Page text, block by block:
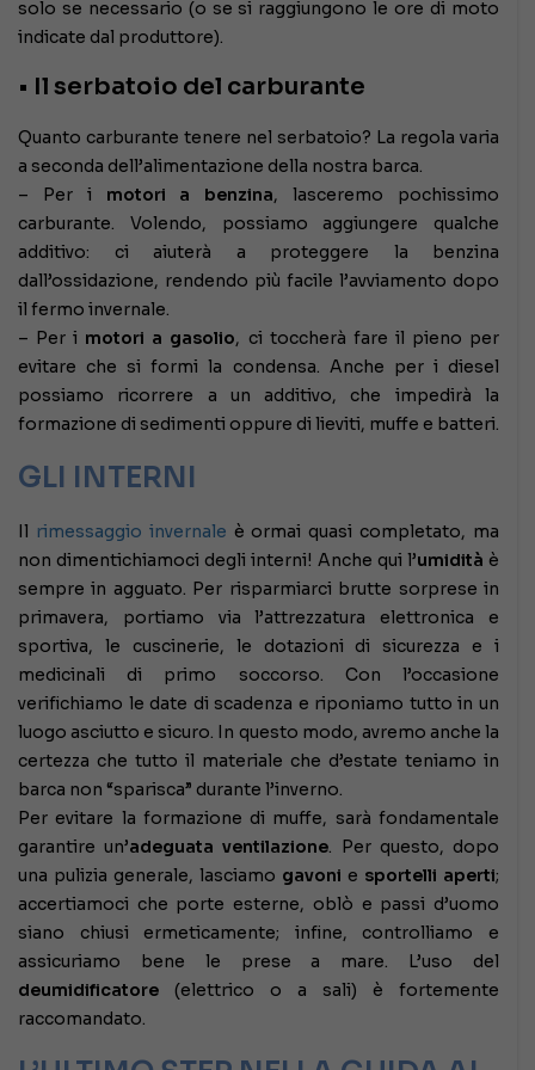
solo se necessario (o se si raggiungono le ore di moto
indicate dal produttore).
• Il serbatoio del carburante
Quanto carburante tenere nel serbatoio? La regola varia
a seconda dell’alimentazione della nostra barca.
– Per i motori a benzina, lasceremo pochissimo
carburante. Volendo, possiamo aggiungere qualche
additivo: ci aiuterà a proteggere la benzina
dall’ossidazione, rendendo più facile l’avviamento dopo
il fermo invernale.
– Per i motori a gasolio, ci toccherà fare il pieno per
evitare che si formi la condensa. Anche per i diesel
possiamo ricorrere a un additivo, che impedirà la
formazione di sedimenti oppure di lieviti, muffe e batteri.
GLI INTERNI
Il rimessaggio invernale è ormai quasi completato, ma
non dimentichiamoci degli interni! Anche qui l’umidità è
sempre in agguato. Per risparmiarci brutte sorprese in
primavera, portiamo via l’attrezzatura elettronica e
sportiva, le cuscinerie, le dotazioni di sicurezza e i
medicinali di primo soccorso. Con l’occasione
verifichiamo le date di scadenza e riponiamo tutto in un
luogo asciutto e sicuro. In questo modo, avremo anche la
certezza che tutto il materiale che d’estate teniamo in
barca non “sparisca” durante l’inverno.
Per evitare la formazione di muffe, sarà fondamentale
garantire un’adeguata ventilazione. Per questo, dopo
una pulizia generale, lasciamo gavoni e sportelli aperti;
accertiamoci che porte esterne, oblò e passi d’uomo
siano chiusi ermeticamente; infine, controlliamo e
assicuriamo bene le prese a mare. L’uso del
deumidificatore (elettrico o a sali) è fortemente
raccomandato.